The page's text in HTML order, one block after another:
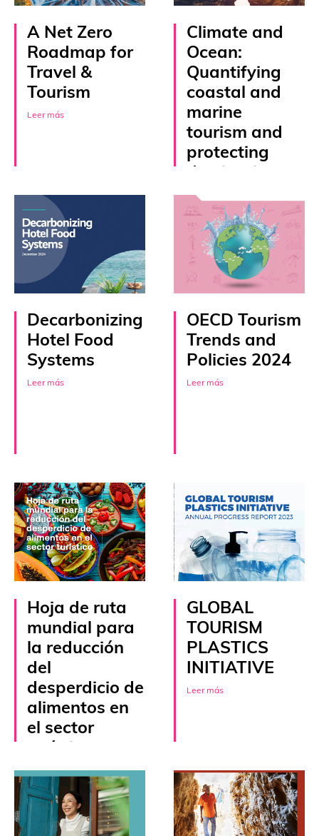
A Net Zero
Roadmap for
Travel &
Tourism
Leer más
Climate and
Ocean:
Quantifying
coastal and
marine
tourism and
protecting
Leer más
Decarbonizing
Hotel Food
Systems
Leer más
OECD Tourism
Trends and
Policies 2024
Leer más
Hoja de ruta
mundial para
la reducción
del
desperdicio de
alimentos en
el sector
Leer más
GLOBAL
TOURISM
PLASTICS
INITIATIVE
Leer más